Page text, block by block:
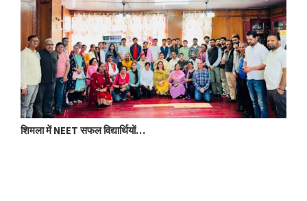
शिमला में NEET सफल विद्यार्थियों…